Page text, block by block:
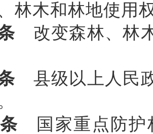
林木和林地使用
改变森林、林
县级以上人民
国家重点防护